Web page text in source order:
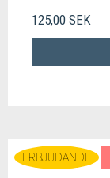
125,00 SEK
ERBJUDANDE